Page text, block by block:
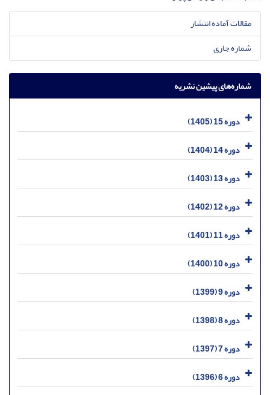
مقالات آماده انتشار
شماره جاری
شماره‌های پیشین نشریه
دوره 15 (1405)
دوره 14 (1404)
دوره 13 (1403)
دوره 12 (1402)
دوره 11 (1401)
دوره 10 (1400)
دوره 9 (1399)
دوره 8 (1398)
دوره 7 (1397)
دوره 6 (1396)